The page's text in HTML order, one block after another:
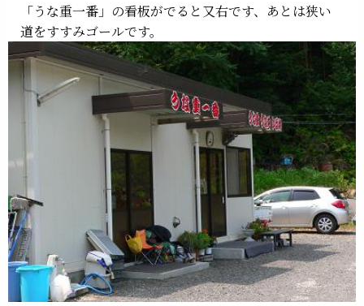
「うな重一番」の看板がでると又右です、あとは狭い
道をすすみゴールです。